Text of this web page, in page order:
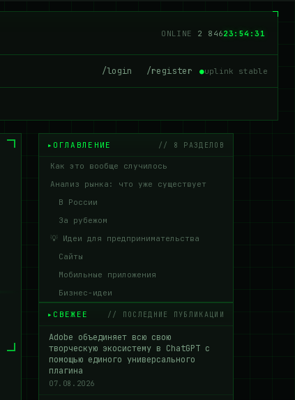
ONLINE 2 84323:54:32
/login /register ●uplink stable
ОГЛАВЛЕНИЕ // 8 РАЗДЕЛОВ
Как это вообще случилось
Анализ рынка: что уже существует
В России
За рубежом
💡 Идеи для предпринимательства
Сайты
Мобильные приложения
Бизнес-идеи
СВЕЖЕЕ // ПОСЛЕДНИЕ ПУБЛИКАЦИИ
Adobe объединяет всю свою
творческую экосистему в ChatGPT с
помощью единого универсального
плагина
07.08.2026